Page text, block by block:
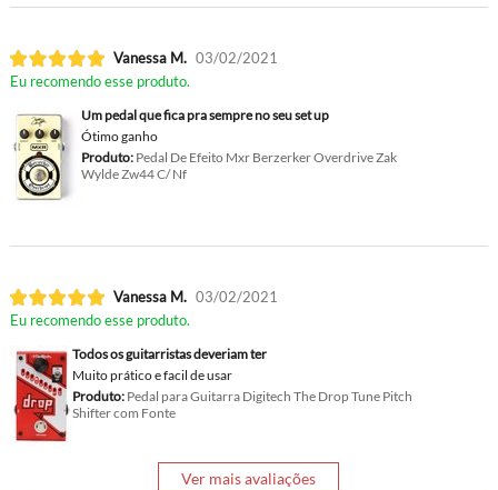
Vanessa M. 03/02/2021
Eu recomendo esse produto.
Um pedal que fica pra sempre no seu set up
Ótimo ganho
Produto:Pedal De Efeito Mxr Berzerker Overdrive Zak
Wylde Zw44 C/ Nf
Vanessa M. 03/02/2021
Eu recomendo esse produto.
Todos os guitarristas deveriam ter
Muito prático e facil de usar
Produto:Pedal para Guitarra Digitech The Drop Tune Pitch
Shifter com Fonte
Ver mais avaliações